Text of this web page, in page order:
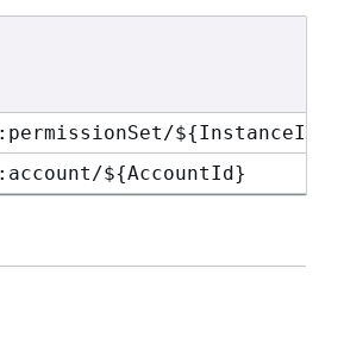
${InstanceId}/$
${AccountId}